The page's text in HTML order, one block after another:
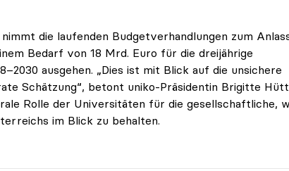
die laufenden Budgetverhandlungen zum
Bedarf von 18 Mrd. Euro für die dreijährige
ausgehen. „Dies ist mit Blick auf die unsichere
Schätzung“, betont uniko-Präsidentin Brigitte
Rolle der Universitäten für die gesellschaftliche,
im Blick zu behalten.
sind